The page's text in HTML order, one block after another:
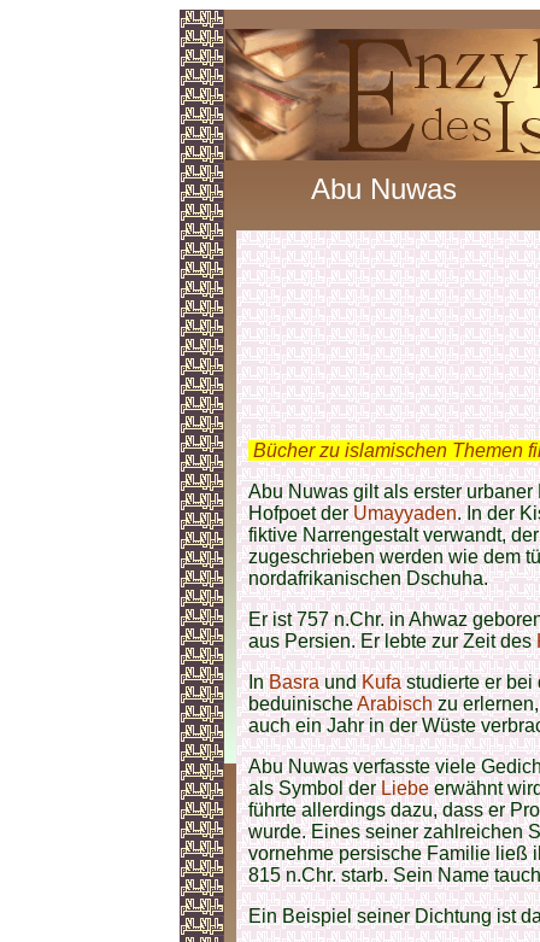
Abu Nuwas
Bücher zu islamischen Themen
Abu Nuwas gilt als erster
Hofpoet derUmayyaden. In der
fiktive Narrengestalt verwandt,
zugeschrieben werden wie dem
nordafrikanischen Dschuha.
Er ist 757 n.Chr. in Ahwaz
aus Persien. Er lebte zur Zeit des
InBasraundKufastudierte er bei
beduinischeArabischzu
auch ein Jahr in der Wüste
Abu Nuwas verfasste viele
als Symbol derLiebeerwähnt
führte allerdings dazu, dass er
wurde. Eines seiner zahlreichen
vornehme persische Familie ließ
815 n.Chr. starb. Sein Name
Ein Beispiel seiner Dichtung ist